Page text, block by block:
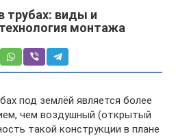
трубах: виды и
монтажа
под землёй является более
чем воздушный (открытый
такой конструкции в плане